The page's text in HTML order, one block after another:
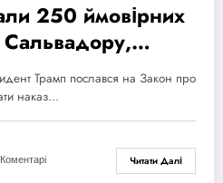
250 ймовірних
суду про
Трамп послався на Закон про
наказ…
Читати Далі